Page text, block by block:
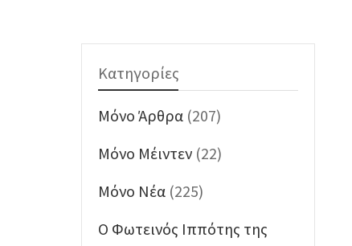
Κατηγορίες
Mόνο Άρθρα (207)
Mόνο Μέιντεν (22)
Mόνο Νέα (225)
O Φωτεινός Ιππότης της